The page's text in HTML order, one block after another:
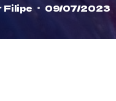
Filipe 09/07/2023